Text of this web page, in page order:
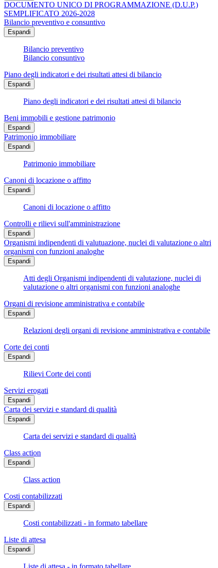
DOCUMENTO UNICO DI PROGRAMMAZIONE (D.U.P.)
SEMPLIFICATO 2026-2028
Bilancio preventivo e consuntivo
Espandi
Bilancio preventivo
Bilancio consuntivo
Piano degli indicatori e dei risultati attesi di bilancio
Espandi
Piano degli indicatori e dei risultati attesi di bilancio
Beni immobili e gestione patrimonio
Espandi
Patrimonio immobiliare
Espandi
Patrimonio immobiliare
Canoni di locazione o affitto
Espandi
Canoni di locazione o affitto
Controlli e rilievi sull'amministrazione
Espandi
Organismi indipendenti di valutuazione, nuclei di valutazione o altri
organismi con funzioni analoghe
Espandi
Atti degli Organismi indipendenti di valutazione, nuclei di
valutazione o altri organismi con funzioni analoghe
Organi di revisione amministrativa e contabile
Espandi
Relazioni degli organi di revisione amministrativa e contabile
Corte dei conti
Espandi
Rilievi Corte dei conti
Servizi erogati
Espandi
Carta dei servizi e standard di qualità
Espandi
Carta dei servizi e standard di qualità
Class action
Espandi
Class action
Costi contabilizzati
Espandi
Costi contabilizzati - in formato tabellare
Liste di attesa
Espandi
Liste di attesa - in formato tabellare